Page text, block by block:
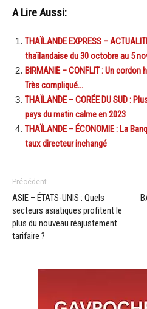
A Lire Aussi:
THAÏLANDE EXPRESS –
thaïlandaise du 30 octobre au 5
BIRMANIE – CONFLIT : Un
Très compliqué…
THAÏLANDE – CORÉE DU SUD :
pays du matin calme en 2023
THAÏLANDE – ÉCONOMIE : La
taux directeur inchangé
Précédent
ASIE – ÉTATS-UNIS : Quels
secteurs asiatiques profitent le
plus du nouveau réajustement
tarifaire ?